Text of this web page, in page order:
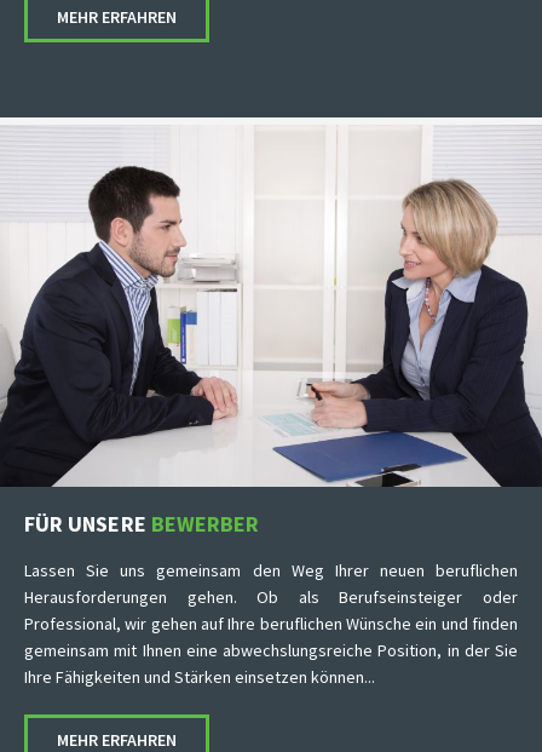
MEHR ERFAHREN
FÜR UNSERE BEWERBER
Lassen Sie uns gemeinsam den Weg Ihrer neuen beruflichen
Herausforderungen gehen. Ob als Berufseinsteiger oder
Professional, wir gehen auf Ihre beruflichen Wünsche ein und finden
gemeinsam mit Ihnen eine abwechslungsreiche Position, in der Sie
Ihre Fähigkeiten und Stärken einsetzen können...
MEHR ERFAHREN